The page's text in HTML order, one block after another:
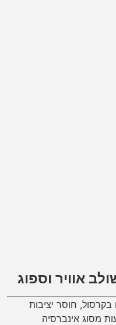
אוויר וספוג
חוסר יציבות
מסוג אינברסיה